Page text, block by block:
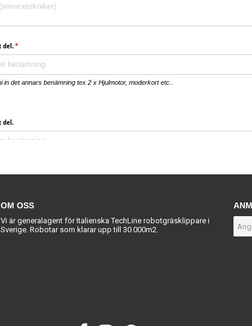
OM OSS
Vi är generalagent för Italienska TechLine robotgräsklippare i
Sverige. Robotar som klarar upp till 30.000m2.